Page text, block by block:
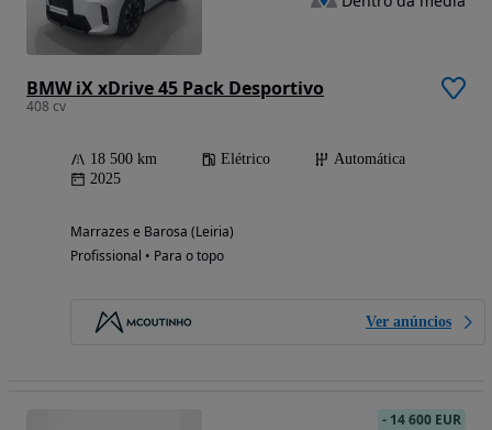
BMW iX xDrive 45 Pack Desportivo
408 cv
18 500 km Elétrico
Automática
2025
Marrazes e Barosa (Leiria)
Profissional • Para o topo
Ver anúncios
- 14 600 EUR